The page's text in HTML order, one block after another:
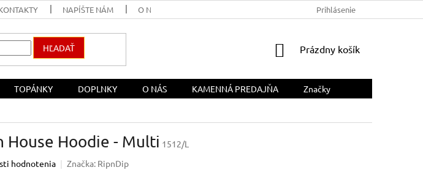
NAPÍŠTE NÁM O NÁS Prihlásenie
HĽADAŤ
NÁKUPNÝ
Prázdny košík
TOPÁNKY DOPLNKY O NÁS KAMENNÁ PREDAJŇA
Značky
House Hoodie - Multi 1512/L
hodnotenia Značka: RipnDip